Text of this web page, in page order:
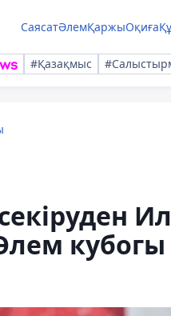
СаясатӘлемҚаржыОқиға
#Қазақмыс
кубогы